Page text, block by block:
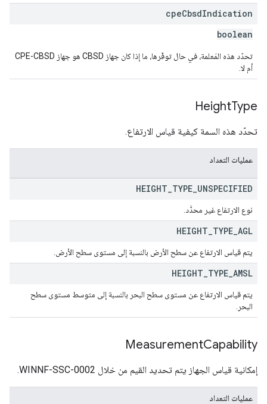
cpeCbsdIndication
boolean
تحدّد هذه المَعلمة، في حال توفّرها، ما إذا كان جهاز CBSD هو جهاز CPE-CBSD
أم لا.
HeightType
تحدّد هذه السمة كيفية قياس الارتفاع.
عمليات التعداد
HEIGHT TYPE UNSPECIFIED
نوع الارتفاع غير محدَّد.
HEIGHT TYPE AGL
يتم قياس الارتفاع عن سطح الأرض بالنسبة إلى مستوى سطح الأرض.
HEIGHT TYPE AMSL
يتم قياس الارتفاع عن مستوى سطح البحر بالنسبة إلى متوسط مستوى سطح
البحر.
MeasurementCapability
إمكانية قياس الجهاز يتم تحديد القيم من خلال WINNF-SSC-0002.
عمليات التعداد